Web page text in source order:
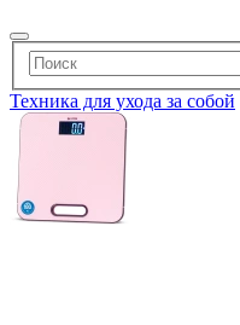
Техника для ухода за собой